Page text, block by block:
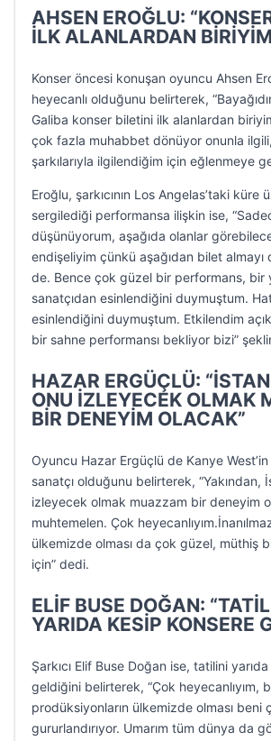
AHSEN EROĞLU:
İLK ALANLARDAN
Konser öncesi konuşan oyuncu Ahsen
heyecanlı olduğunu belirterek,
Galiba konser biletini ilk alanlardan
çok fazla muhabbet dönüyor onunla
şarkılarıyla ilgilendiğim için eğlenmeye
Eroğlu, şarkıcının Los Angelas’taki küre
sergilediği performansa ilişkin ise,
düşünüyorum, aşağıda olanlar
endişeliyim çünkü aşağıdan bilet
de. Bence çok güzel bir performans, bir
sanatçıdan esinlendiğini duymuştum.
esinlendiğini duymuştum. Etkilendim
bir sahne performansı bekliyor bizi”
HAZAR ERGÜÇLÜ:
ONU İZLEYECEK OLMAK
BİR DENEYİM OLACAK”
Oyuncu Hazar Ergüçlü de Kanye
sanatçı olduğunu belirterek, “Yakından,
izleyecek olmak muazzam bir deneyim
muhtemelen. Çok
ülkemizde olması da çok güzel, müthiş
için” dedi.
ELİF BUSE DOĞAN:
YARIDA KESİP KONSERE
Şarkıcı Elif Buse Doğan ise, tatilini
geldiğini belirterek, “Çok heyecanlıyım,
prodüksiyonların ülkemizde olması beni
gururlandırıyor. Umarım tüm dünya da